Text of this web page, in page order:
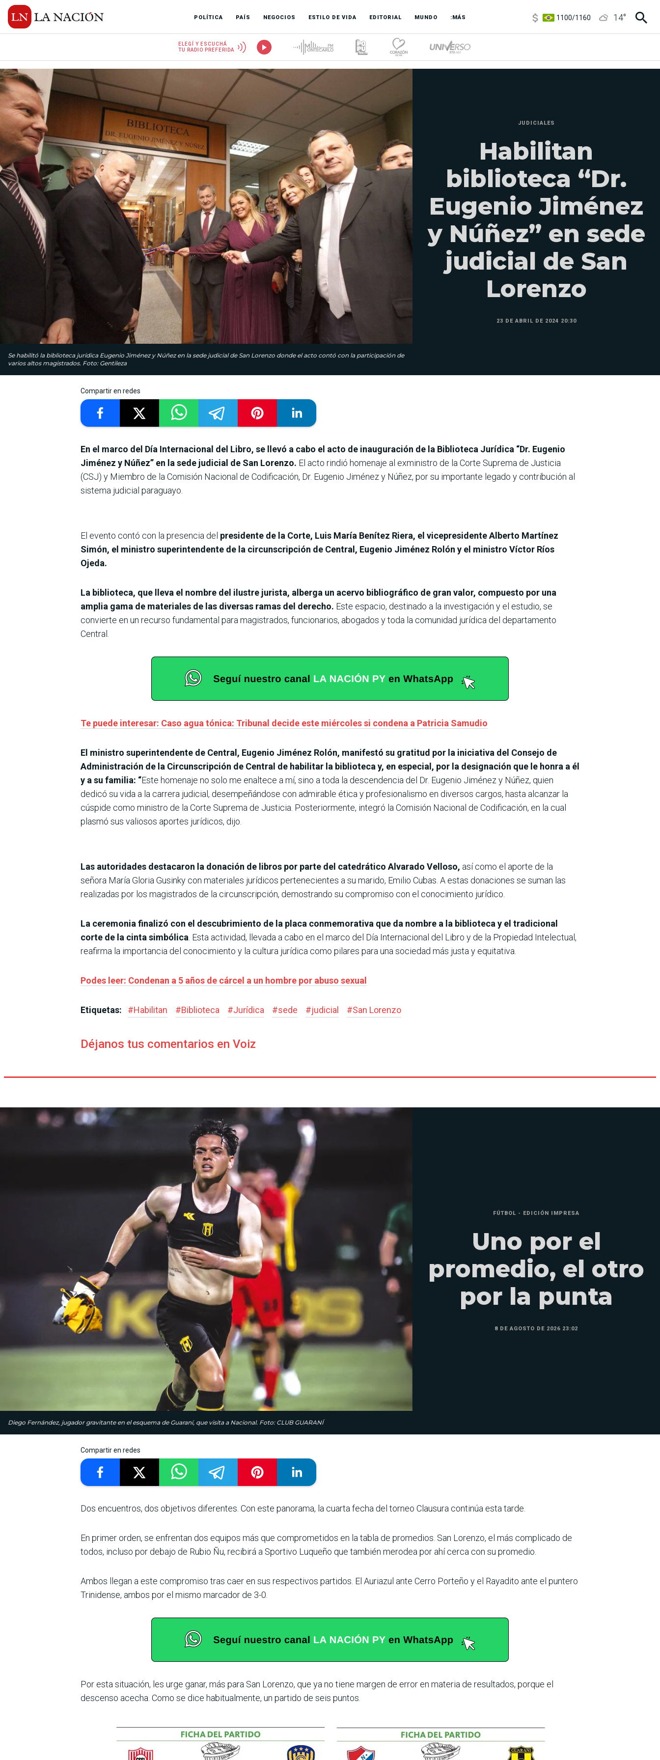
POLÍTICA PAÍS NEGOCIOS ESTILO DE VIDA EDITORIAL MUNDO :MÁS
3,8/4
14°
ELEGÍ Y ESCUCHÁ
TU RADIO PREFERIDA
Se habilitó la biblioteca jurídica Eugenio Jiménez y Núñez en la sede judicial de San Lorenzo donde el acto contó con la participación de
varios altos magistrados. Foto: Gentileza
JUDICIALES
Habilitan
biblioteca “Dr.
Eugenio Jiménez
y Núñez” en sede
judicial de San
Lorenzo
23 DE ABRIL DE 2024 20:30
Compartir en redes
En el marco del Día Internacional del Libro, se llevó a cabo el acto de inauguración de la Biblioteca Jurídica “Dr. Eugenio
Jiménez y Núñez” en la sede judicial de San Lorenzo. El acto rindió homenaje al exministro de la Corte Suprema de Justicia
(CSJ) y Miembro de la Comisión Nacional de Codificación, Dr. Eugenio Jiménez y Núñez, por su importante legado y contribución al
sistema judicial paraguayo.
El evento contó con la presencia del presidente de la Corte, Luis María Benítez Riera, el vicepresidente Alberto Martínez
Simón, el ministro superintendente de la circunscripción de Central, Eugenio Jiménez Rolón y el ministro Víctor Ríos
Ojeda.
La biblioteca, que lleva el nombre del ilustre jurista, alberga un acervo bibliográfico de gran valor, compuesto por una
amplia gama de materiales de las diversas ramas del derecho. Este espacio, destinado a la investigación y el estudio, se
convierte en un recurso fundamental para magistrados, funcionarios, abogados y toda la comunidad jurídica del departamento
Central.
Te puede interesar: Caso agua tónica: Tribunal decide este miércoles si condena a Patricia Samudio
El ministro superintendente de Central, Eugenio Jiménez Rolón, manifestó su gratitud por la iniciativa del Consejo de
Administración de la Circunscripción de Central de habilitar la biblioteca y, en especial, por la designación que le honra a él
y a su familia: “Este homenaje no solo me enaltece a mí, sino a toda la descendencia del Dr. Eugenio Jiménez y Núñez, quien
dedicó su vida a la carrera judicial, desempeñándose con admirable ética y profesionalismo en diversos cargos, hasta alcanzar la
cúspide como ministro de la Corte Suprema de Justicia. Posteriormente, integró la Comisión Nacional de Codificación, en la cual
plasmó sus valiosos aportes jurídicos, dijo.
Las autoridades destacaron la donación de libros por parte del catedrático Alvarado Velloso, así como el aporte de la
señora María Gloria Gusinky con materiales jurídicos pertenecientes a su marido, Emilio Cubas. A estas donaciones se suman las
realizadas por los magistrados de la circunscripción, demostrando su compromiso con el conocimiento jurídico.
La ceremonia finalizó con el descubrimiento de la placa conmemorativa que da nombre a la biblioteca y el tradicional
corte de la cinta simbólica . Esta actividad, llevada a cabo en el marco del Día Internacional del Libro y de la Propiedad Intelectual,
reafirma la importancia del conocimiento y la cultura jurídica como pilares para una sociedad más justa y equitativa.
Podes leer: Condenan a 5 años de cárcel a un hombre por abuso sexual
Etiquetas: #Habilitan #Biblioteca #Jurídica #sede #judicial #San Lorenzo
Déjanos tus comentarios en Voiz
Diego Fernández, jugador gravitante en el esquema de Guaraní, que visita a Nacional. Foto: CLUB GUARANÍ
FÚTBOL - EDICIÓN IMPRESA
Uno por el
promedio, el otro
por la punta
8 DE AGOSTO DE 2026 23:02
Compartir en redes
Dos encuentros, dos objetivos diferen­tes. Con este pano­rama, la cuarta fecha del tor­neo Clausura continúa esta tarde.
En primer orden, se enfren­tan dos equipos más que com­prometidos en la tabla de pro­medios. San Lorenzo, el más complicado de
todos, incluso por debajo de Rubio Ñu, reci­birá a Sportivo Luqueño que también merodea por ahí cerca con su promedio.
Ambos llegan a este compro­miso tras caer en sus respec­tivos partidos. El Auriazul ante Cerro Porteño y el Raya­dito ante el puntero
Trini­dense, ambos por el mismo marcador de 3-0.
Por esta situación, les urge ganar, más para San Lorenzo, que ya no tiene margen de error en materia de resulta­dos, porque el
descenso ace­cha. Como se dice habitual­mente, un partido de seis puntos.